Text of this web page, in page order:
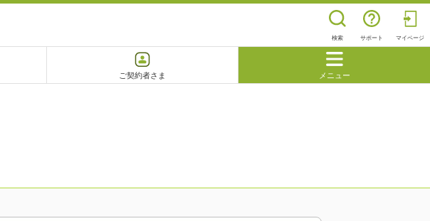
検索 サポート マイページ
ご契約者さま メニュー